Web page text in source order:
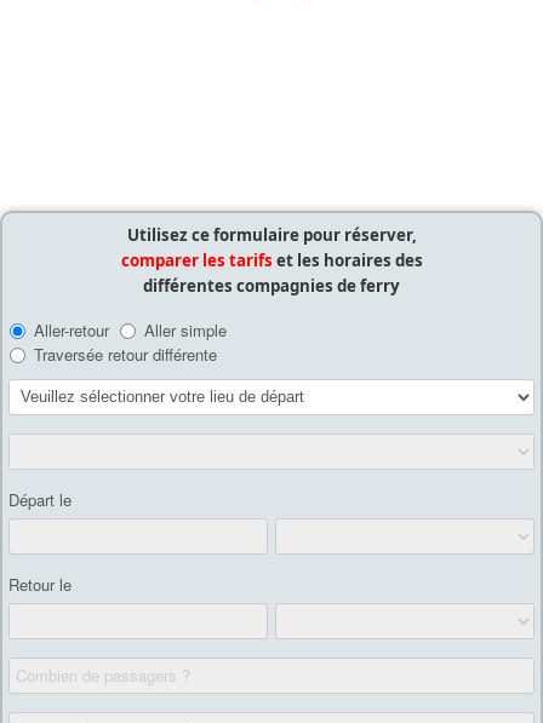
Utilisez ce formulaire pour réserver,
comparer les tarifs et les horaires des
différentes compagnies de ferry